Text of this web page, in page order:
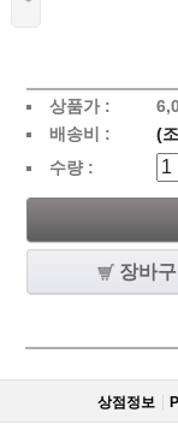
상품가 :
배송비 :
(
수량 :
장바구
상점정보